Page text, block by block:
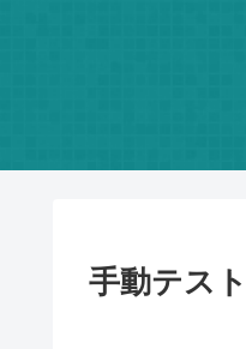
手動テス